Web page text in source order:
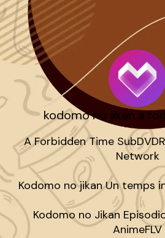
kodomo no jikan a
A Forbidden Time
Network
Kodomo no jikan Un temps
Kodomo no Jikan
AnimeFLV